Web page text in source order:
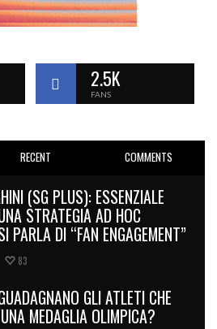
2.5K
FANS
RECENT COMMENTS
(SG PLUS): ESSENZIALE
STRATEGIA AD HOC
PARLA DI “FAN ENGAGEMENT”
83
GLI ATLETI CHE
MEDAGLIA OLIMPICA?